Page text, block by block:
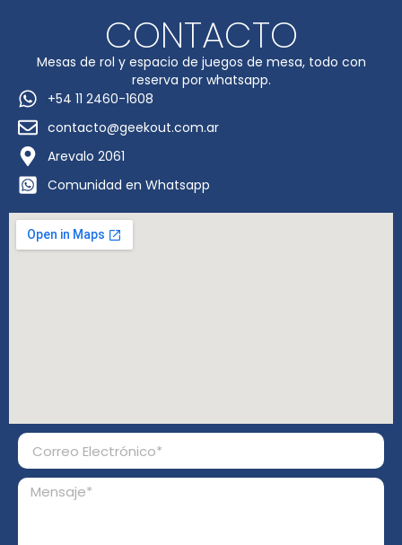
CONTACTO
Mesas de rol y espacio de juegos de mesa, todo con
reserva por whatsapp.
+54 11 2460-1608
contacto@geekout.com.ar
Arevalo 2061
Comunidad en Whatsapp